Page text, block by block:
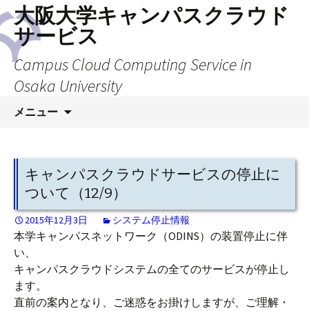
大阪大学キャンパスクラウド
サービス
Campus Cloud Computing Service in
Osaka University
メニュー
ツ
へ
ス
キ
ッ
キャンパスクラウドサービスの停止に
ついて（12/9）
2015年12月3日 システム停止情報
本学キャンパスネットワーク（ODINS）の装置停止に伴
い、
キャンパスクラウドシステムの全てのサービスが停止し
ます。
直前の案内となり、ご迷惑をお掛けしますが、ご理解・